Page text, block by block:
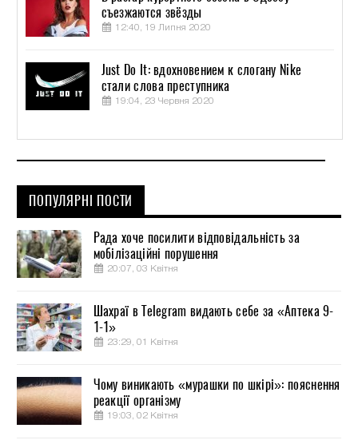
съезжаются звёзды
12:40, 19 Липня 2020
Just Do It: вдохновением к слогану Nike
стали слова преступника
19:04, 23 Червня 2020
ПОПУЛЯРНІ ПОСТИ
Рада хоче посилити відповідальність за
мобілізаційні порушення
20:07, 03 Квітня
Шахраї в Telegram видають себе за «Аптека 9-
1-1»
23:29, 01 Квітня
Чому виникають «мурашки по шкірі»: пояснення
реакції організму
19:03, 02 Квітня